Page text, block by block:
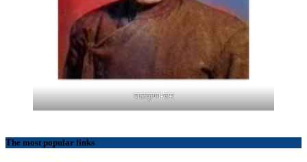
बालकृष्ण-सम
The most popular links